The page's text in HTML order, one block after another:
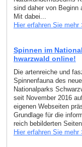
sind daher von Beginn
Mit dabei...
Hier erfahren Sie mehr
Spinnen im
hwarzwald online!
Die artenreiche und
Spinnenfauna des
Nationalparks
seit November 2016
eigenen Webseiten
Grundlage für die
reich bebilderten
Hier erfahren Sie mehr